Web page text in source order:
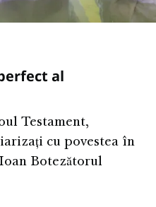
al
Testament,
cu povestea în
Botezătorul